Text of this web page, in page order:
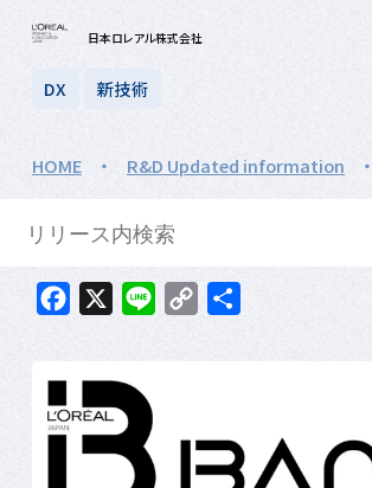
日本ロレアル株式会社
DX 新技術
HOME・ R&D Updated information
Facebook Line
Copy